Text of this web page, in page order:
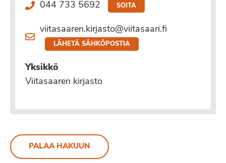
044 733 5692 SOITA
viitasaaren.kirjasto@viitasaari.fi
LÄHETÄ SÄHKÖPOSTIA
Yksikkö
Viitasaaren kirjasto
PALAA HAKUUN